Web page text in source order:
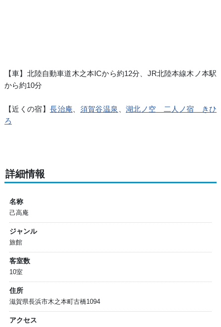
【車】北陸自動車道木之本ICから約12分、JR北陸本線木ノ本駅
から約10分
【近くの宿】長治庵 須賀谷温泉
湖北ノ空 二人ノ宿 きひ
ろ
詳細情報
名称
己高庵
ジャンル
旅館
客室数
10室
住所
滋賀県長浜市木之本町古橋1094
アクセス